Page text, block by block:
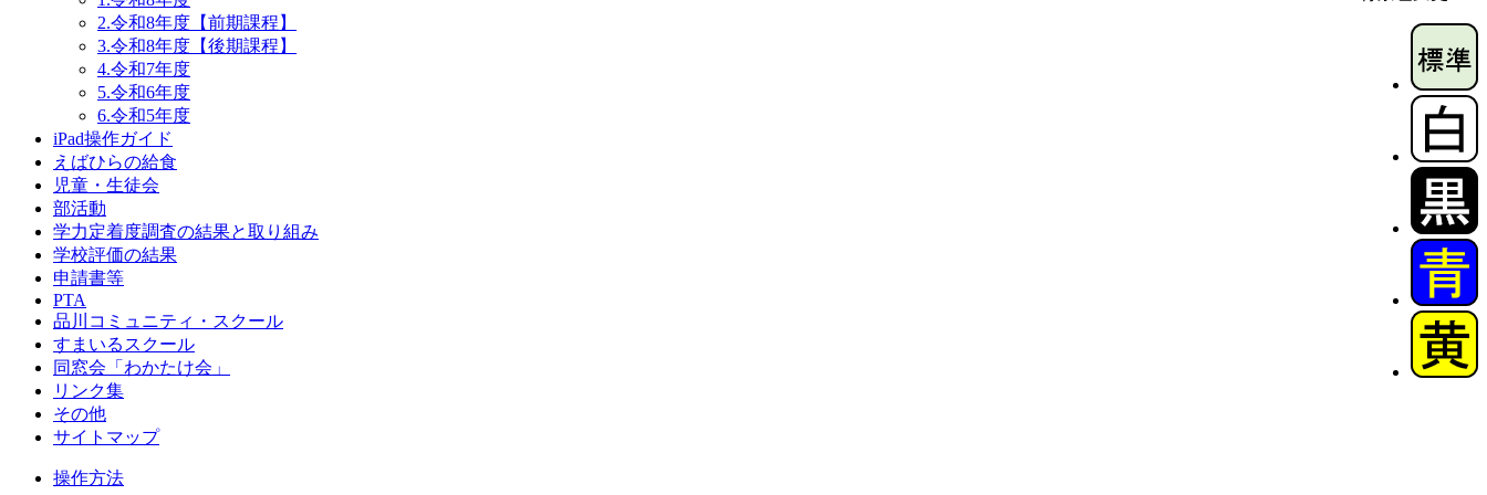
2.令和8年度【前期課程】
3.令和8年度【後期課程】
4.令和7年度
5.令和6年度
6.令和5年度
iPad操作ガイド
えばひらの給食
児童・生徒会
部活動
学力定着度調査の結果と取り組み
学校評価の結果
申請書等
PTA
品川コミュニティ・スクール
すまいるスクール
同窓会「わかたけ会」
リンク集
その他
サイトマップ
操作方法